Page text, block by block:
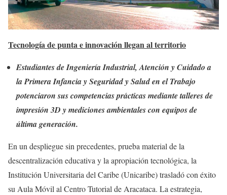
Tecnología de punta e innovación llegan al territorio
Estudiantes de Ingeniería Industrial, Atención y Cuidado a
la Primera Infancia y Seguridad y Salud en el Trabajo
potenciaron sus competencias prácticas mediante talleres de
impresión 3D y mediciones ambientales con equipos de
última generación.
En un despliegue sin precedentes, prueba material de la
descentralización educativa y la apropiación tecnológica, la
Institución Universitaria del Caribe (Unicaribe) trasladó con éxito
su Aula Móvil al Centro Tutorial de Aracataca. La estrategia,